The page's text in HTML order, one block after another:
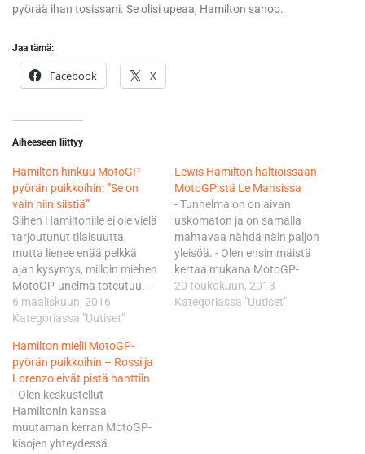
pyörää ihan tosissani. Se olisi upeaa, Hamilton sanoo.
Jaa tämä:
Facebook X
Aiheeseen liittyy
Hamilton hinkuu MotoGP-
pyörän puikkoihin: ”Se on
vain niin siistiä”
Siihen Hamiltonille ei ole vielä
tarjoutunut tilaisuutta,
mutta lienee enää pelkkä
ajan kysymys, milloin miehen
MotoGP-unelma toteutuu. -
Minun pitää tosiaankin
päästä kokeilemaan
saada ainakin yhden
tilaisuuden, britti painottaa
Autosport.com-sivustolla.
MotoGP on kerännyt viime
aikoina paljon fanitusta
paitsi kuljettajilta, myös F1-
pomoilta. Monen mielestä
6 maaliskuun, 2016
Kategoriassa "Uutiset"
Lewis Hamilton haltioissaan
MotoGP:stä Le Mansissa
- Tunnelma on on aivan
uskomaton ja on samalla
mahtavaa nähdä näin paljon
yleisöä. - Olen ensimmäistä
kertaa mukana MotoGP-
sarjan kilpailussa ja onhan
tämä kieltämättä melkoista
20 toukokuun, 2013
Kategoriassa "Uutiset"
Hamilton mielii MotoGP-
pyörän puikkoihin – Rossi ja
Lorenzo eivät pistä hanttiin
- Olen keskustellut
Hamiltonin kanssa
muutaman kerran MotoGP-
kisojen yhteydessä.